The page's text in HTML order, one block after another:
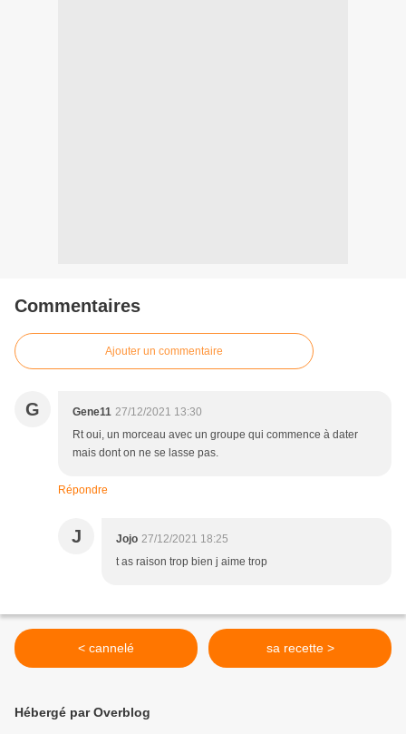
Commentaires
Ajouter un commentaire
G Gene11 27/12/2021 13:30
Rt oui, un morceau avec un groupe qui commence à dater
mais dont on ne se lasse pas.
Répondre
J Jojo 27/12/2021 18:25
t as raison trop bien j aime trop
< cannelé sa recette >
Hébergé par Overblog